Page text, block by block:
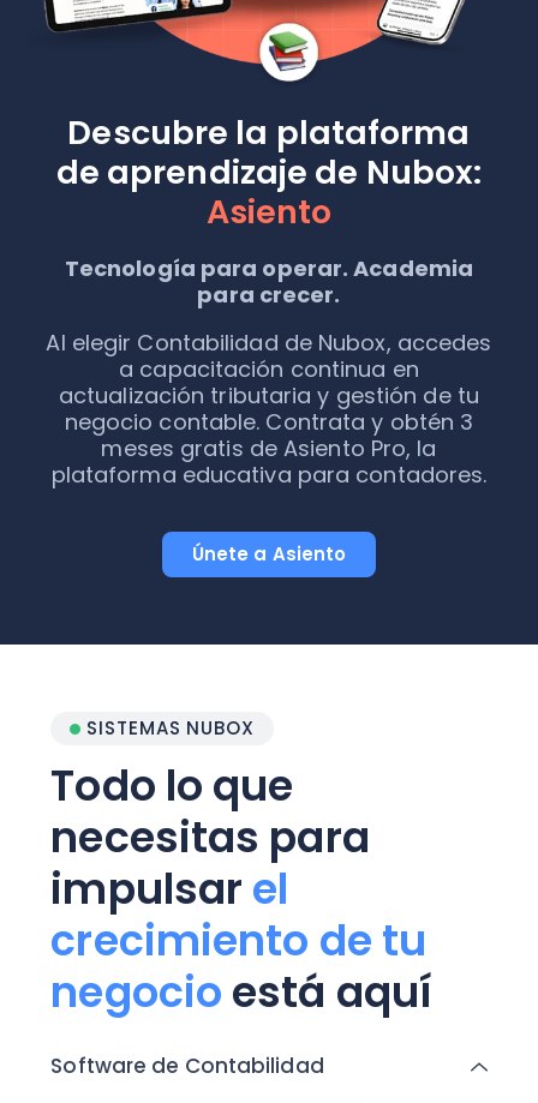
Descubre la plataforma
de aprendizaje de Nubox:
Asiento
Tecnología para operar. Academia
para crecer.
Al elegir Contabilidad de Nubox, accedes
a capacitación continua en
actualización tributaria y gestión de tu
negocio contable. Contrata y obtén 3
meses gratis de Asiento Pro, la
plataforma educativa para contadores.
Únete a Asiento
SISTEMAS NUBOX
Todo lo que
necesitas para
impulsar el
crecimiento de tu
negocio está aquí
Software de Contabilidad